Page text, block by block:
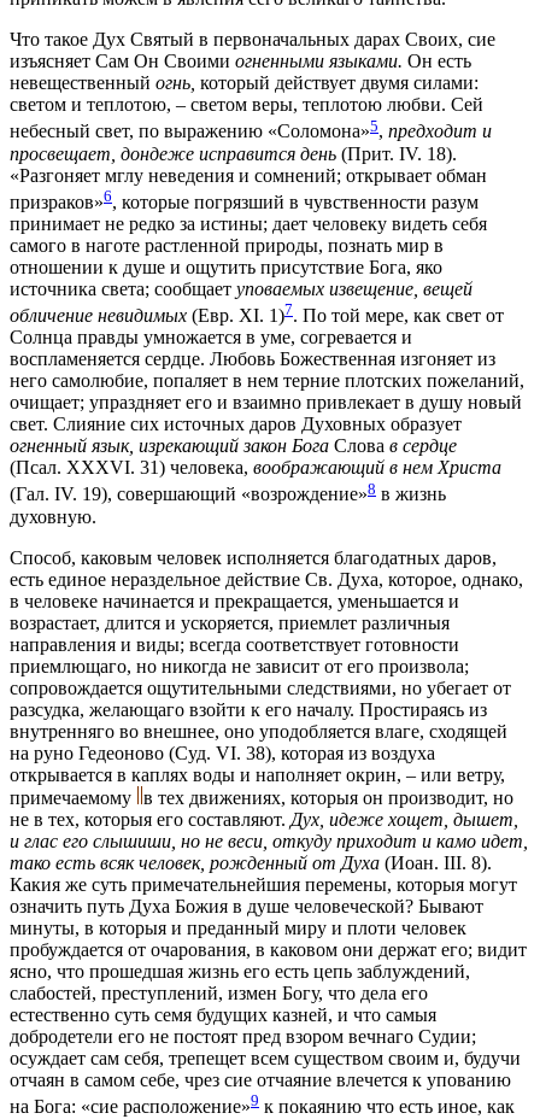
Что такое Дух Святый в первоначальных дарах Своих, сие
изъясняет Сам Он Своими огненными языками. Он есть
невещественный огнь, который действует двумя силами:
светом и теплотою, – светом веры, теплотою любви. Сей
небесный свет, по выражению «Соломона»5, предходит и
просвещает, дондеже исправится день (Прит. IV. 18).
«Разгоняет мглу неведения и сомнений; открывает обман
призраков»6, которые погрязший в чувственности разум
принимает не редко за истины; дает человеку видеть себя
самого в наготе растленной природы, познать мир в
отношении к душе и ощутить присутствие Бога, яко
источника света; сообщает уповаемых извещение, вещей
обличение невидимых (Евр. XI. 1)7. По той мере, как свет от
Солнца правды умножается в уме, согревается и
воспламеняется сердце. Любовь Божественная изгоняет из
него самолюбие, попаляет в нем терние плотских пожеланий,
очищает; упраздняет его и взаимно привлекает в душу новый
свет. Слияние сих источных даров Духовных образует
огненный язык, изрекающий закон Бога Слова в сердце
(Псал. XXXVI. 31) человека, воображающий в нем Христа
(Гал. IV. 19), совершающий «возрождение»8 в жизнь
духовную.
Способ, каковым человек исполняется благодатных даров,
есть единое нераздельное действие Св. Духа, которое, однако,
в человеке начинается и прекращается, уменьшается и
возрастает, длится и ускоряется, приемлет различныя
направления и виды; всегда соответствует готовности
приемлющаго, но никогда не зависит от его произвола;
сопровождается ощутительными следствиями, но убегает от
разсудка, желающаго взойти к его началу. Простираясь из
внутренняго во внешнее, оно уподобляется влаге, сходящей
на руно Гедеоново (Суд. VI. 38), которая из воздуха
открывается в каплях воды и наполняет окрин, – или ветру,
примечаемому в тех движениях, которыя он производит, но
не в тех, которыя его составляют. Дух, идеже хощет, дышет,
и глас его слышиши, но не веси, откуду приходит и камо идет,
тако есть всяк человек, рожденный от Духа (Иоан. III. 8).
Какия же суть примечательнейшия перемены, которыя могут
означить путь Духа Божия в душе человеческой? Бывают
минуты, в которыя и преданный миру и плоти человек
пробуждается от очарования, в каковом они держат его; видит
ясно, что прошедшая жизнь его есть цепь заблуждений,
слабостей, преступлений, измен Богу, что дела его
естественно суть семя будущих казней, и что самыя
добродетели его не постоят пред взором вечнаго Судии;
осуждает сам себя, трепещет всем существом своим и, будучи
отчаян в самом себе, чрез сие отчаяние влечется к упованию
на Бога: «сие расположение»9 к покаянию что есть иное, как